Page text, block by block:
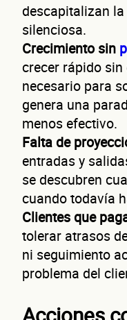
descapitalizan
silenciosa.
Crecimiento sin
crecer rápido
necesario para
genera una
menos efectivo.
Falta de
entradas y
se descubren
cuando todavía
Clientes que
tolerar atrasos
ni seguimiento
problema del